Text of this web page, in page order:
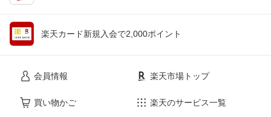
楽天カード新規入会で2,000ポイント
会員情報
買い物かご
楽天市場トップ
楽天のサービス一覧